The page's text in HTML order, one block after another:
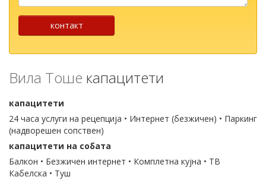
контакт
Вила Тоше капацитети
капацитети
24 часа услуги на рецепција • Интернет (безжичен) • Паркинг
(надворешен сопствен)
капацитети на собата
Балкон • Безжичен интернет • Комплетна кујна • ТВ
Кабелска • Туш